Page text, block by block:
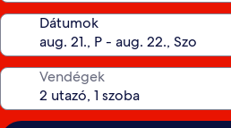
Dátumok
Vendégek